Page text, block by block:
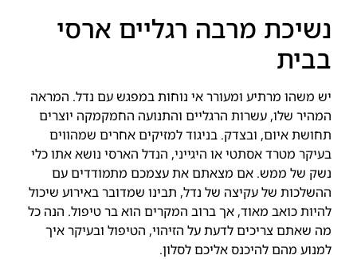
נשיכת מרבה רגליים ארסי
בבית
יש משהו מרתיע ומעורר אי נוחות במפגש עם נדל. המראה
המהיר שלו, עשרות הרגליים והתנועה החמקמקה יוצרים
תחושת איום, ובצדק. בניגוד למזיקים אחרים שמהווים
בעיקר מטרד אסתטי או היגייני, הנדל הארסי נושא אתו כלי
נשק של ממש. אם מצאתם את עצמכם מתמודדים עם
ההשלכות של עקיצה של נדל, תבינו שמדובר באירוע שיכול
להיות כואב מאוד, אך ברוב המקרים הוא בר טיפול. הנה כל
מה שאתם צריכים לדעת על הזיהוי, הטיפול ובעיקר איך
למנוע מהם להיכנס אליכם לסלון.